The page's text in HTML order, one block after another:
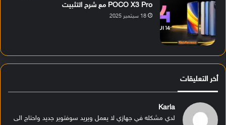
POCO X3 Pro مع شرح التثبيت
18 سبتمبر 2025
أخر التعليقات
Karla
لدي مشكله في جهازي لا يعمل ويريد سوفتوير جديد واحتاج الى